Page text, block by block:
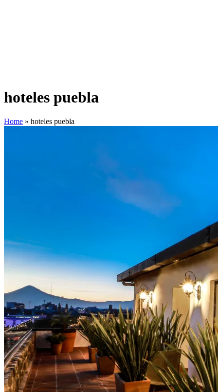
hoteles puebla
Home » hoteles puebla